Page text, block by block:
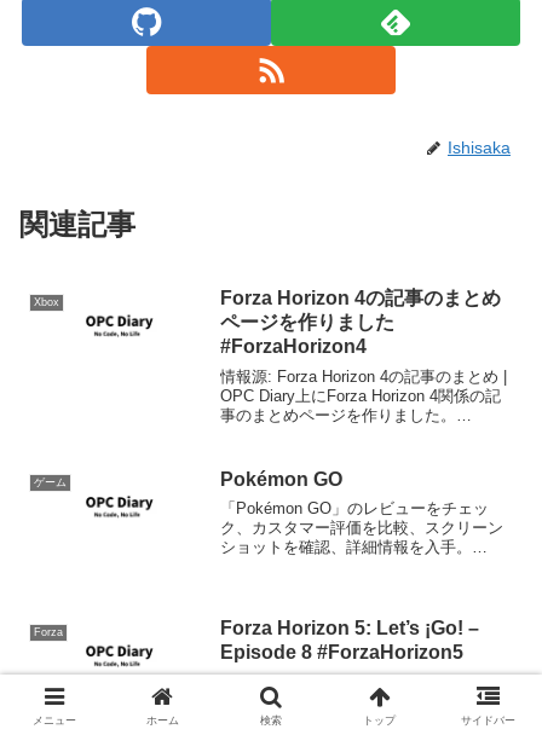
Ishisaka
関連記事
Xbox
Forza Horizon 4の記事のまとめ
ページを作りました
#ForzaHorizon4
情報源: Forza Horizon 4の記事のまとめ |
OPC Diary上にForza Horizon 4関係の記
事のまとめページを作りました。
ついては検索...
ゲーム Pokémon GO
「Pokémon GO」のレビューをチェッ
ク、カスタマー評価を比較、スクリーン
ショットを確認、詳細情報を入手。
Forza
Forza Horizon 5: Let’s ¡Go! –
Episode 8 #ForzaHorizon5
メニュー ホーム 検索 トップ サイドバー